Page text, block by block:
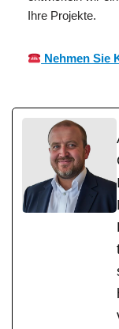
Ihre Projekte.
Nehmen Sie